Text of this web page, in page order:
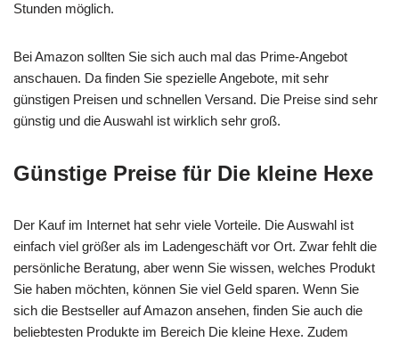
Stunden möglich.
Bei Amazon sollten Sie sich auch mal das Prime-Angebot
anschauen. Da finden Sie spezielle Angebote, mit sehr
günstigen Preisen und schnellen Versand. Die Preise sind sehr
günstig und die Auswahl ist wirklich sehr groß.
Günstige Preise für Die kleine Hexe
Der Kauf im Internet hat sehr viele Vorteile. Die Auswahl ist
einfach viel größer als im Ladengeschäft vor Ort. Zwar fehlt die
persönliche Beratung, aber wenn Sie wissen, welches Produkt
Sie haben möchten, können Sie viel Geld sparen. Wenn Sie
sich die Bestseller auf Amazon ansehen, finden Sie auch die
beliebtesten Produkte im Bereich Die kleine Hexe. Zudem